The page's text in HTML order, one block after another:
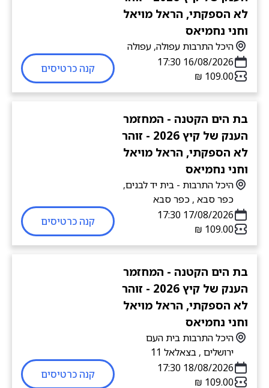
לא הספקתי, הראל מויאל
וחני נחמיאס
היכל התרבות עפולה, עפולה
16/08/2026 17:30
קנה כרטיסים
בת הים הקטנה - המחזמר
הענק של קיץ 2026 - זוהר
לא הספקתי, הראל מויאל
וחני נחמיאס
היכל התרבות - בית יד לבנים,
כפר סבא , כפר סבא
17/08/2026 17:30
קנה כרטיסים
בת הים הקטנה - המחזמר
הענק של קיץ 2026 - זוהר
לא הספקתי, הראל מויאל
וחני נחמיאס
היכל התרבות בית העם
ירושלים , בצאלאל 11
18/08/2026 17:30
קנה כרטיסים